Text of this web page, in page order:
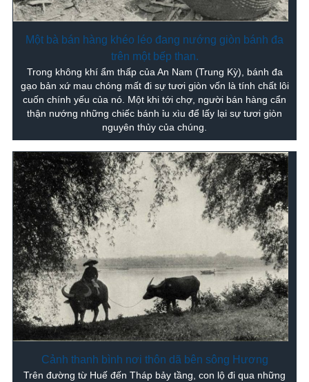
Một bà bán hàng khéo léo đang nướng giòn bánh đa
trên một bếp than.
Trong không khí ẩm thấp của An Nam (Trung Kỳ), bánh đa
gạo bản xứ mau chóng mất đi sự tươi giòn vốn là tính chất lôi
cuốn chính yếu của nó. Một khi tới chợ, người bán hàng cẩn
thận nướng những chiếc bánh ỉu xìu để lấy lại sự tươi giòn
nguyên thủy của chúng.
Cảnh thanh bình nơi thôn dã bên sông Hương
Trên đường từ Huế đến Tháp bảy tầng, con lộ đi qua những